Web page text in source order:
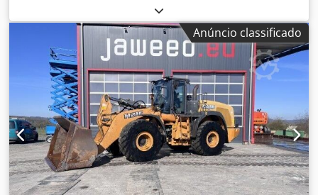
, Ano de fabrico:
Modelo: MXM190 / Aspirador Samson 8000 L Ano: 2004
Condição: Boa Número de série: ACM231045 Ref. nr.: 8084
Data de registo: Potência: 190 cv Horas: 6348 Transmissão:
Powershift total 19+6 Depósito de diesel: 1 Capacidade do
tanque: 400 L Rádio: ? Assento pneumático: ? Freio a disco:
Freio em banho de óleo Dimensão do pneu: 600/65R25 +
650/75R38 - 520/70R34 Porcentagem de borracha restante:
60% 90% - 40% Caixa de ferramentas: ? Sistema hidráulico:
? Fabricante do tanque: Samson Capacidade do tanque:
8000 L Bomba de alta pressão: 2 x HPP Capacidade alta
pressão: 122 l/min - 130 bar Chedpfx Agoynq Dbs Sja
Bomba de vácuo: Samson Controle remoto: ?
Anúncio classificado